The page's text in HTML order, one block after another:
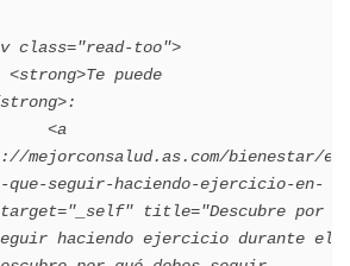
mejorconsalud.as.com/bienestar/ej
seguir-haciendo-ejercicio-en-
title="Descubre por
haciendo ejercicio durante el